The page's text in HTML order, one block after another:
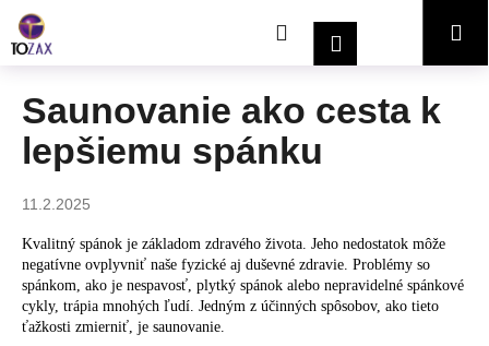
obsah
HľadaťPrihlásenieNákupný
košík
Saunovanie ako cesta k
lepšiemu spánku
11.2.2025
Kvalitný spánok je základom zdravého života. Jeho nedostatok môže
negatívne ovplyvniť naše fyzické aj duševné zdravie. Problémy so
spánkom, ako je nespavosť, plytký spánok alebo nepravidelné spánkové
cykly, trápia mnohých ľudí. Jedným z účinných spôsobov, ako tieto
ťažkosti zmierniť, je saunovanie.
o
Č
o
o
t
r
e
b